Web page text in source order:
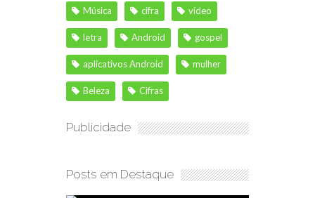
Música cifra vídeo
letra Android gospel
aplicativos Android mulher
Beleza Cifras
Publicidade
Posts em Destaque